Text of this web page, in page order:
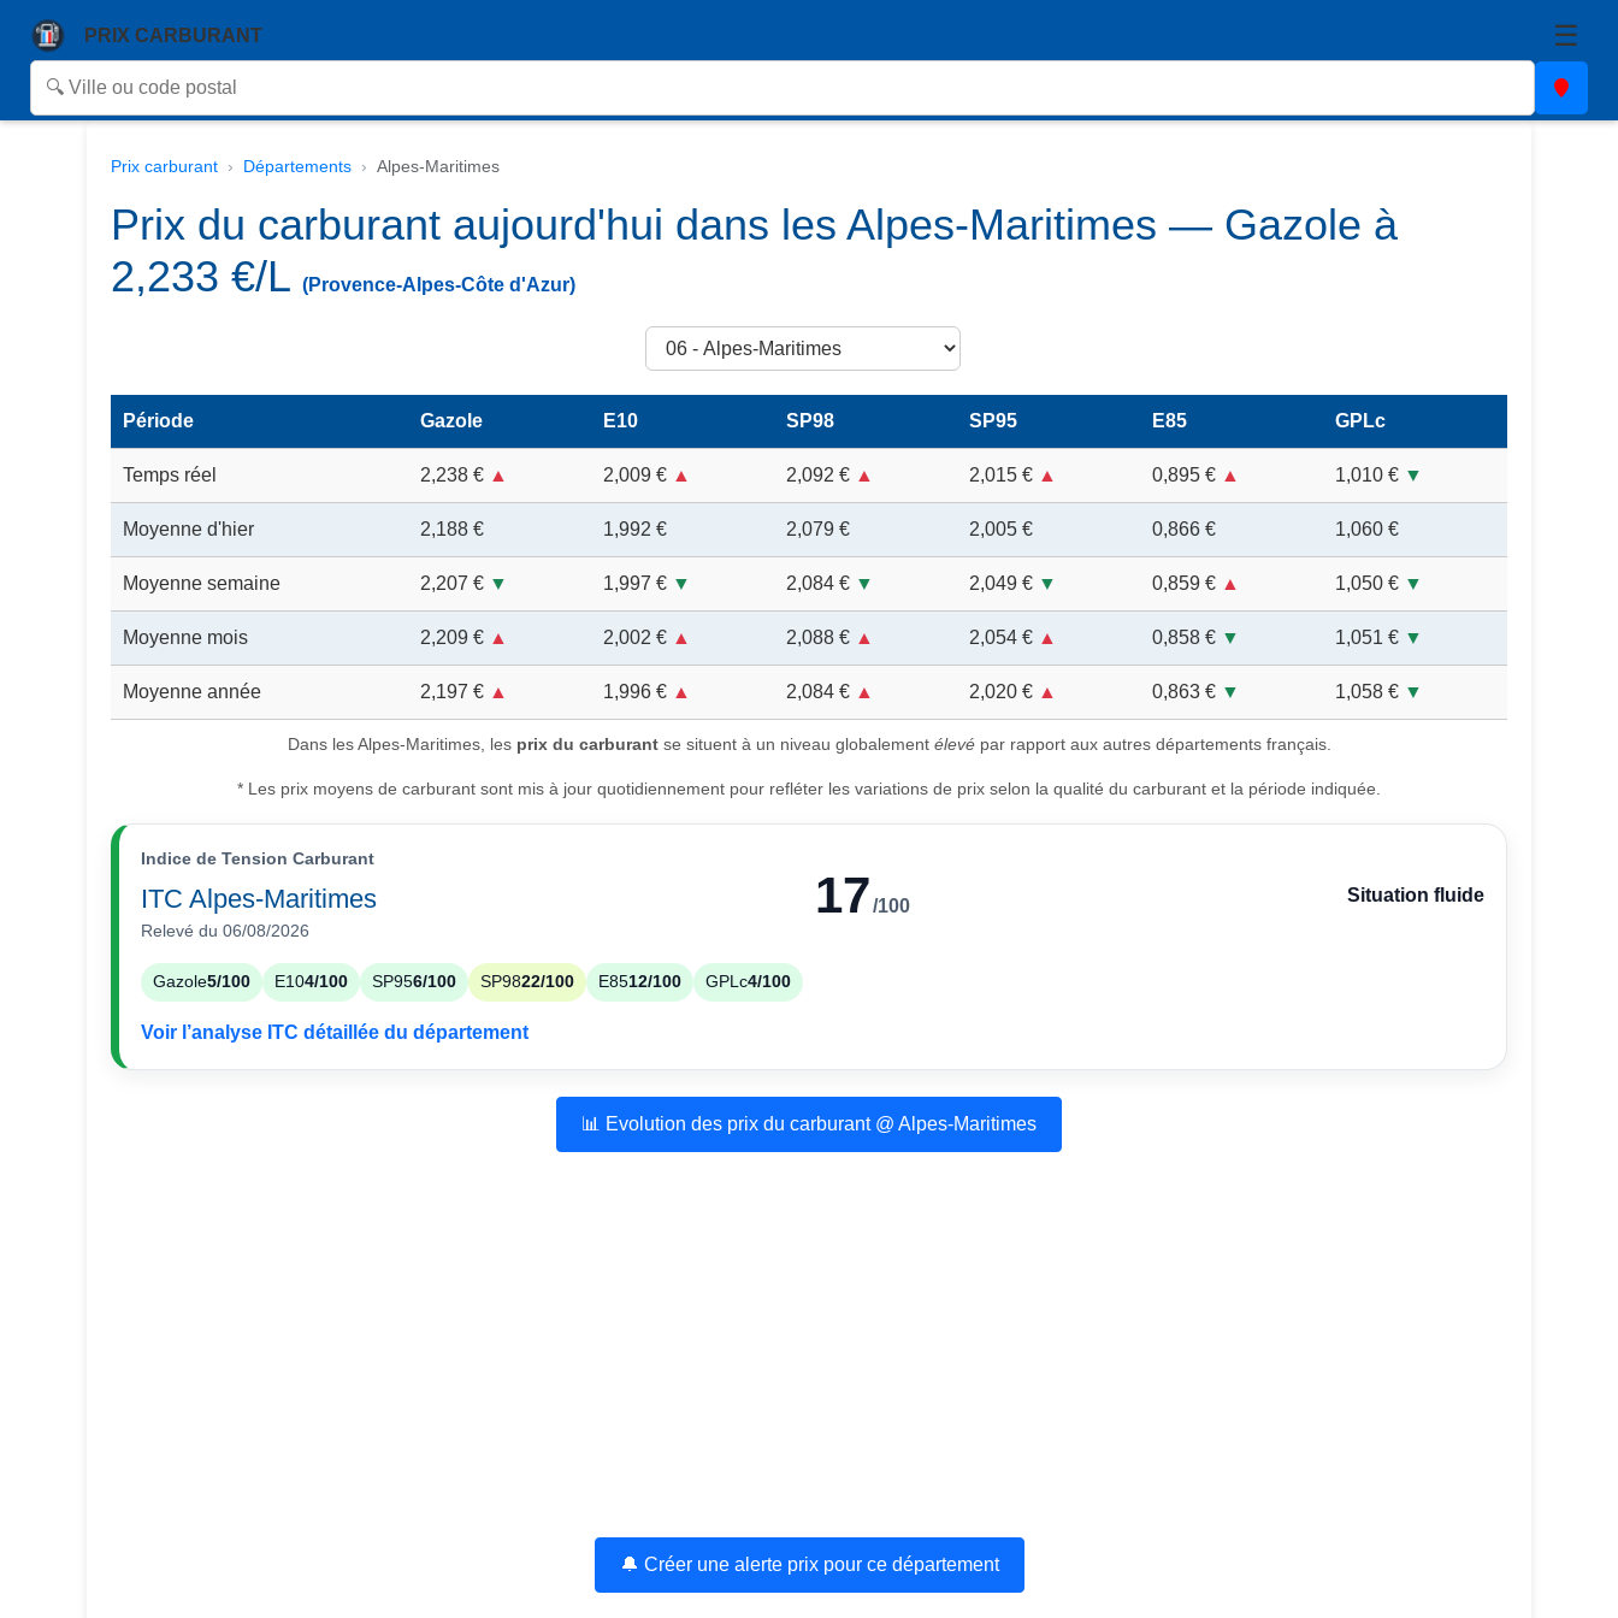
PRIX CARBURANT ☰
Prix carburant Départements Alpes-Maritimes
Prix du carburant aujourd'hui dans les Alpes-Maritimes — Gazole à
2,233 €/L (Provence-Alpes-Côte d'Azur)
Choisir un département
Période Gazole E10 SP98 SP95 E85 GPLc
Temps réel 2,238 € ▲ 2,009 € ▲ 2,092 € ▲ 2,015 € ▲ 0,895 € ▲ 1,010 € ▼
Moyenne d'hier 2,188 € 1,992 € 2,079 € 2,005 € 0,866 € 1,060 €
Moyenne semaine 2,207 € ▼ 1,997 € ▼ 2,084 € ▼ 2,049 € ▼ 0,859 € ▲ 1,050 € ▼
Moyenne mois 2,209 € ▲ 2,002 € ▲ 2,088 € ▲ 2,054 € ▲ 0,858 € ▼ 1,051 € ▼
Moyenne année 2,197 € ▲ 1,996 € ▲ 2,084 € ▲ 2,020 € ▲ 0,863 € ▼ 1,058 € ▼
Dans les Alpes-Maritimes, les prix du carburantse situent à un niveau globalement élevépar rapport aux autres départements français.
* Les prix moyens de carburant sont mis à jour quotidiennement pour refléter les variations de prix selon la qualité du carburant et la période indiquée.
Indice de Tension Carburant
ITC Alpes-Maritimes
Relevé du 06/08/2026
17/100
Situation fluide
Gazole5/100 E104/100 SP956/100 SP9822/100 E8512/100 GPLc4/100
Voir l’analyse ITC détaillée du département
📊 Evolution des prix du carburant @ Alpes-Maritimes
🔔 Créer une alerte prix pour ce département